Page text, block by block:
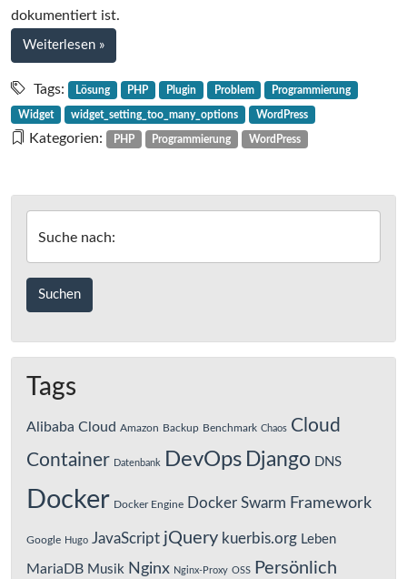
dokumentiert ist.
Weiterlesen bei
WordPress-
Fehlermeldung
„widget_setting_too_many_options“
Lösung
»
Tags: Lösung PHP Plugin Problem Programmierung
Widget widget_setting_too_many_options WordPress
Kategorien: PHP Programmierung WordPress
Suche nach:
Tags
Alibaba Cloud Amazon Backup Benchmark Chaos Cloud
Container Datenbank DevOps Django DNS
Docker Docker Engine Docker Swarm Framework
Google Hugo JavaScript jQuery kuerbis.org Leben
MariaDB Musik Nginx Nginx-Proxy OSS Persönlich